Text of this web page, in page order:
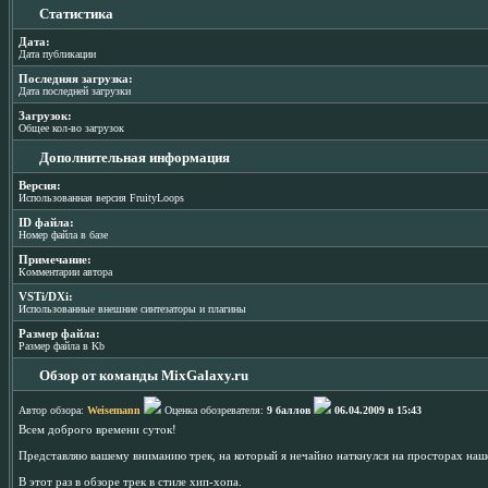
Статистика
Дата:
Дата публикации
Последняя загрузка:
Дата последней загрузки
Загрузок:
Общее кол-во загрузок
Дополнительная информация
Версия:
Использованная версия FruityLoops
ID файла:
Номер файла в базе
Примечание:
Комментарии автора
VSTi/DXi:
Использованные внешние синтезаторы и плагины
Размер файла:
Размер файла в Kb
Обзор от команды MixGalaxy.ru
Автор обзора: Weisemann Оценка обозревателя: 9 баллов 06.04.2009 в 15:43
Всем доброго времени суток!
Представляю вашему вниманию трек, на который я нечайно наткнулся на просторах
В этот раз в обзоре трек в стиле хип-хопа.